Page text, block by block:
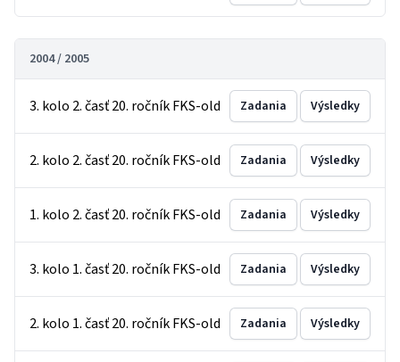
2004 / 2005
3. kolo 2. časť 20. ročník FKS-old Zadania Výsledky
2. kolo 2. časť 20. ročník FKS-old Zadania Výsledky
1. kolo 2. časť 20. ročník FKS-old Zadania Výsledky
3. kolo 1. časť 20. ročník FKS-old Zadania Výsledky
2. kolo 1. časť 20. ročník FKS-old Zadania Výsledky